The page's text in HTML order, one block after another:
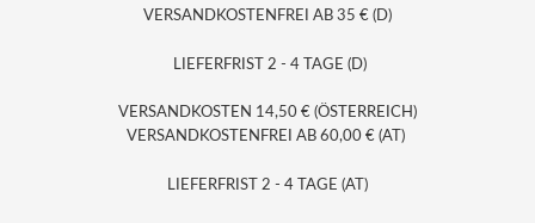
VERSANDKOSTENFREI AB 35 € (D)
LIEFERFRIST 2 - 4 TAGE (D)
VERSANDKOSTEN 14,50 € (ÖSTERREICH)
VERSANDKOSTENFREI AB 60,00 € (AT)
LIEFERFRIST 2 - 4 TAGE (AT)